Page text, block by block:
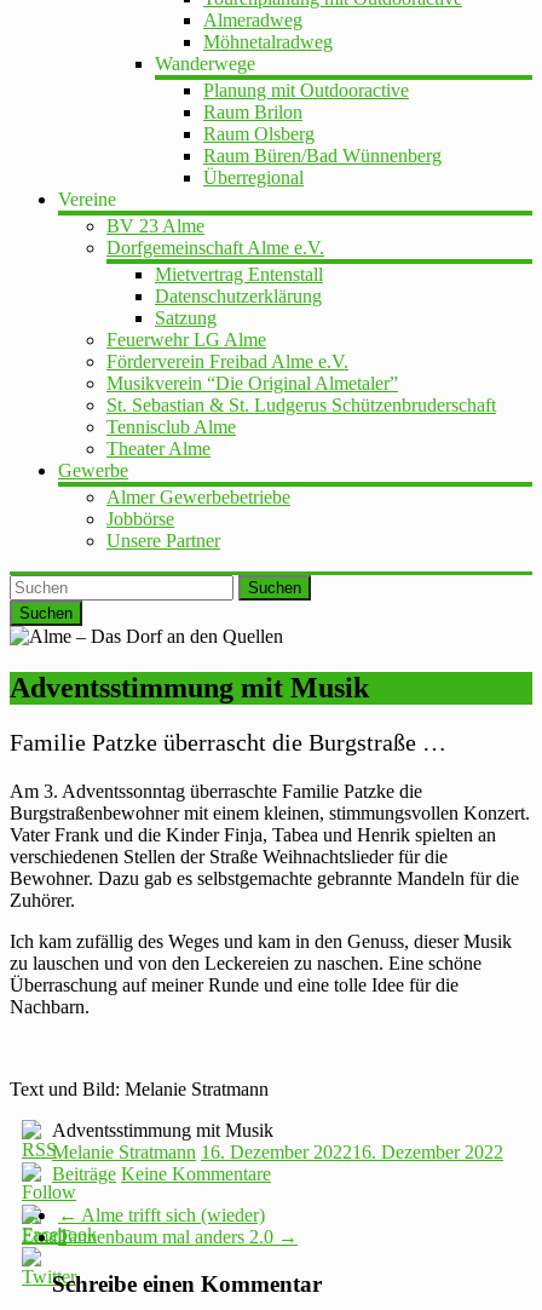
Almeradweg
Möhnetalradweg
Wanderwege
Planung mit Outdooractive
Raum Brilon
Raum Olsberg
Raum Büren/Bad Wünnenberg
Überregional
Vereine
BV 23 Alme
Dorfgemeinschaft Alme e.V.
Mietvertrag Entenstall
Datenschutzerklärung
Satzung
Feuerwehr LG Alme
Förderverein Freibad Alme e.V.
Musikverein “Die Original Almetaler”
St. Sebastian & St. Ludgerus Schützenbruderschaft
Tennisclub Alme
Theater Alme
Gewerbe
Almer Gewerbebetriebe
Jobbörse
Unsere Partner
Suchen
Adventsstimmung mit Musik
Familie Patzke überrascht die Burgstraße …
Am 3. Adventssonntag überraschte Familie Patzke die
Burgstraßenbewohner mit einem kleinen, stimmungsvollen Konzert.
Vater Frank und die Kinder Finja, Tabea und Henrik spielten an
verschiedenen Stellen der Straße Weihnachtslieder für die
Bewohner. Dazu gab es selbstgemachte gebrannte Mandeln für die
Zuhörer.
Ich kam zufällig des Weges und kam in den Genuss, dieser Musik
zu lauschen und von den Leckereien zu naschen. Eine schöne
Überraschung auf meiner Runde und eine tolle Idee für die
Nachbarn.
Text und Bild: Melanie Stratmann
Adventsstimmung mit Musik
Melanie Stratmann 16. Dezember 202216. Dezember 2022
Beiträge Keine Kommentare
← Alme trifft sich (wieder)
Tannenbaum mal anders 2.0 →
Schreibe einen Kommentar